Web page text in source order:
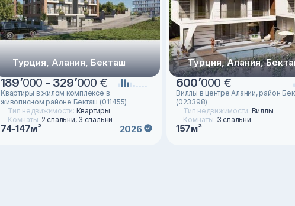
Турция, Алания, Бекташ
189’000 - 329’000 €
Квартиры в жилом комплексе в
живописном районе Бекташ (011455)
Тип недвижимости: Квартиры
Комнаты: 2 спальни, 3 спальни
74-147м² 2026
Турция, Алания,
600’000 €
Виллы в центре Алании, район
(023398)
Тип недвижимости: Виллы
Комнаты: 3 спальни
157м²